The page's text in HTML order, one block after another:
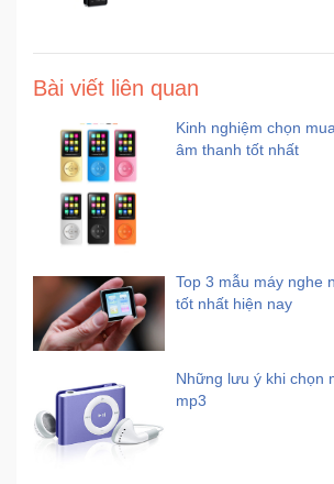
Bài viết liên quan
Kinh nghiệm chọn
âm thanh tốt nhất
Top 3 mẫu máy nghe
tốt nhất hiện nay
Những lưu ý khi chọn
mp3